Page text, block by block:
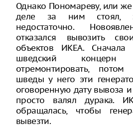
Однако Пономареву, или
деле за ним стоял,
недостаточно.
отказался вывозить
объектов ИКЕА.
шведский
отремонтировать, потом
шведы у него эти
оговоренную дату вывоза и
просто валял дурака.
обращалась, чтобы
вывезти.